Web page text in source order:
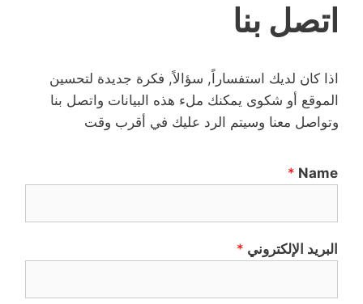
اتصل بنا
اذا كان لديك استفساراً, سؤالاً, فكرة جديدة لتحسين
الموقع أو شكوى يمكنك ملء هذه البيانات واتصل بنا
وتواصل معنا وسيتم الرد عليك في أقرب وقت
Name
*
البريد الإلكتروني *